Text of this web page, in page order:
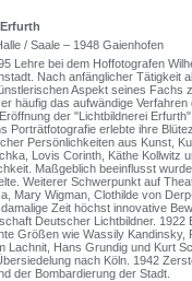
/ Saale – 1948 Gaienhofen
Lehre bei dem Hoffotografen
Nach anfänglicher Tätigkeit
Aspekt seines Fachs
häufig das aufwändige
der "Lichtbildnerei
Porträtfotografie erlebte ihre
Persönlichkeiten aus Kunst,
Lovis Corinth, Käthe Kollwitz
Maßgeblich beeinflusst
Weiterer Schwerpunkt auf
Mary Wigman, Clothilde von
Zeit höchst innovative
Deutscher Lichtbildner.
Größen wie Wassily Kandinsky,
Lachnit, Hans Grundig und Kurt
nach Köln. 1942
der Bombardierung der Stadt.